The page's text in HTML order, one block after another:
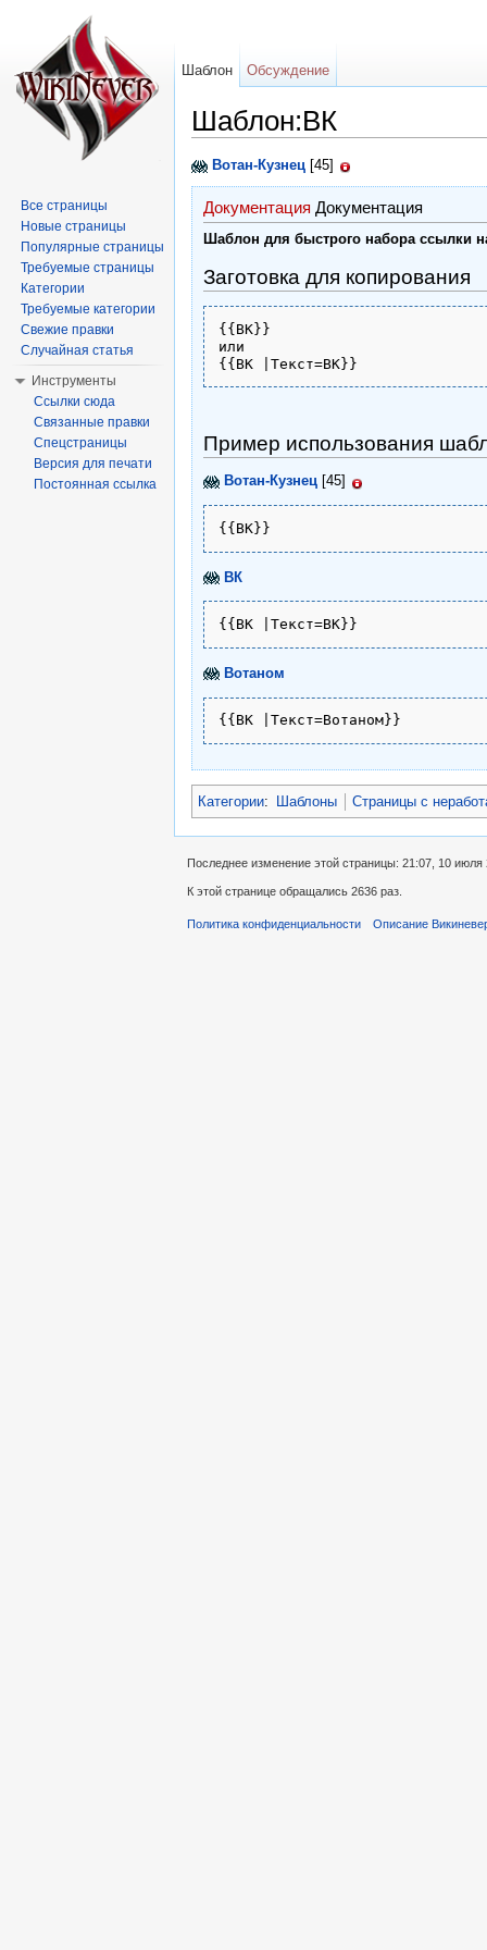
Шаблон:ВК
Вотан-Кузнец [45]
Документация Документация
Шаблон для быстрого набора ссылки
Заготовка для копирования
{{ВК}}
или
{{ВК |Текст=ВК}}
Пример использования
Вотан-Кузнец [45]
{{ВК}}
ВК
{{ВК |Текст=ВК}}
Вотаном
{{ВК |Текст=Вотаном}}
Категории: Шаблоны Страницы с
Шаблон Обсуждение
Все страницы
Новые страницы
Популярные страницы
Требуемые страницы
Категории
Требуемые категории
Свежие правки
Случайная статья
Инструменты
Ссылки сюда
Связанные правки
Спецстраницы
Версия для печати
Постоянная ссылка
Последнее изменение этой страницы: 21:07, 10 июля
К этой странице обращались 2636 раз.
Политика конфиденциальности Описание